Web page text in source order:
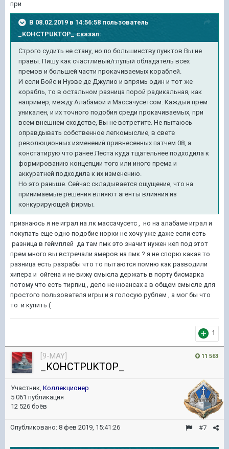
при
В 08.02.2019 в 14:56:58 пользователь
_KOHCTPUKTOP_сказал:
Строго судить не стану, но по большинству пунктов Вы не
правы. Пишу как счастливый/глупый обладатель всех
премов и большей части прокачиваемых кораблей.
И если Бойс и Нуэве де Джулио и впрямь один и тот же
корабль, то в остальном разница порой радикальная, как
например, между Алабамой и Массачусетсом. Каждый прем
уникален, и их точного подобия среди прокачиваемых, при
всем внешнем сходстве, Вы не встретите. Не пытаюсь
оправдывать собственное легкомыслие, в свете
революционных изменений привнесенных патчем 08, а
констатирую что ранее Леста куда тщательнее подходила к
формированию концепции того или иного према и
аккуратней подходила к их изменению.
Но это раньше. Сейчас складывается ощущение, что на
принимаемые решения влияют агенты влияния из
конкурирующей фирмы.
признаюсь я не играл на лк массачусетс , но на алабаме играл и
покупать еще одно подобие норки не хочу уже даже если есть
разница в геймплей да там пмк это значит нужен кеп под этот
прем много вы встречали амеров на пмк ? я не спорю какая то
разница есть разрабы что то пытаются помню как разводили
хипера и ойгена и не вижу смысла держать в порту бисмарка
потому что есть тирпиц , дело не нюансах а в общем смысле для
простого пользователя игры и я голосую рублем , а мог бы что
то и купить (
1
11 563
[9-MAY]
_KOHCTPUKTOP_
Участник, Коллекционер
5 061 публикация
12 526 боёв
#7
Опубликовано: 8 фев 2019, 15:41:26